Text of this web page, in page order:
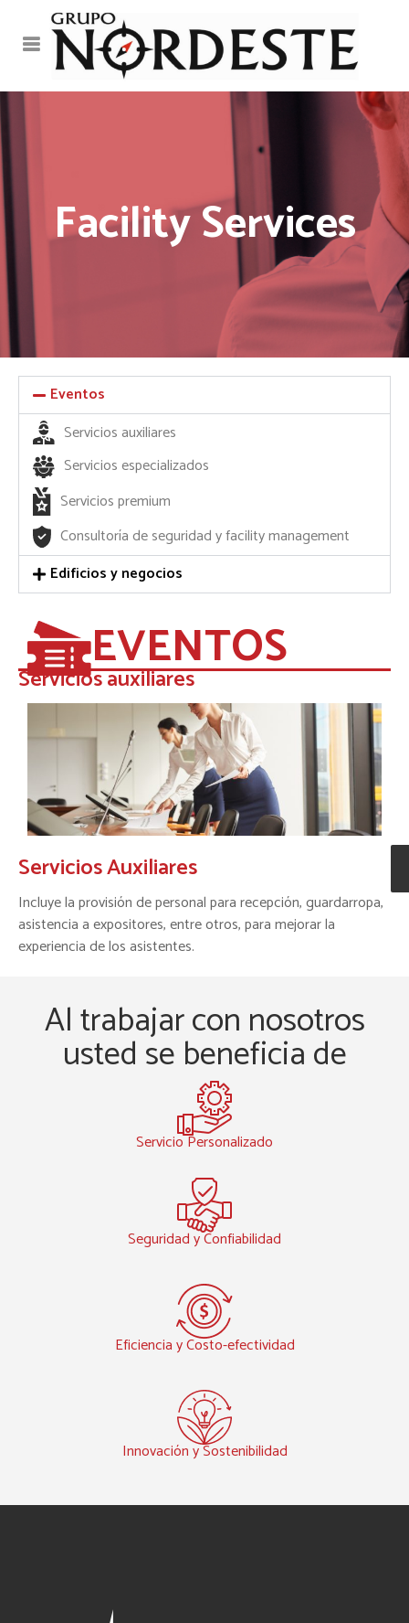
Facility Services
Eventos
Servicios auxiliares
Servicios especializados
Servicios premium
Consultoría de seguridad y facility management
Edificios y negocios
EVENTOS
Servicios auxiliares
Servicios Auxiliares​
Incluye la provisión de personal para recepción, guardarropa,
asistencia a expositores, entre otros, para mejorar la
experiencia de los asistentes.
Al trabajar con nosotros
usted se beneficia de
Servicio Personalizado
Seguridad y Confiabilidad
Eficiencia y Costo-efectividad
Innovación y Sostenibilidad